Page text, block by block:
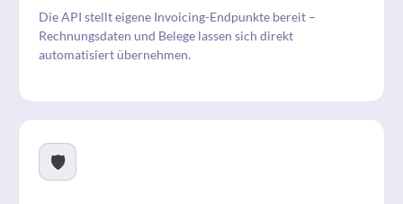
Die API stellt eigene Invoicing-Endpunkte bereit –
Rechnungsdaten und Belege lassen sich direkt
automatisiert übernehmen.
🛡️